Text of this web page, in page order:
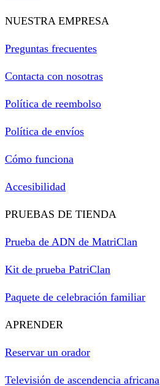
NUESTRA EMPRESA
Preguntas frecuentes
Contacta con nosotras
Política de reembolso
Política de envíos
Cómo funciona
Accesibilidad
PRUEBAS DE TIENDA
Prueba de ADN de MatriClan
Kit de prueba PatriClan
Paquete de celebración familiar
APRENDER
Reservar un orador
Televisión de ascendencia africana